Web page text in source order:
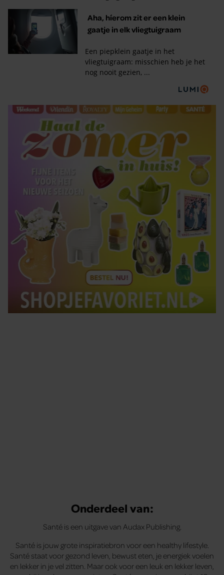
Onderdeel van:
Santé is een uitgave van Audax Publishing.
Santé is jouw grote inspiratiebron voor een healthy lifestyle.
Santé staat voor gezond leven, bewust eten, je energiek voelen
en lekker in je vel zitten. Maar ook voor een leuk en lekker leven,